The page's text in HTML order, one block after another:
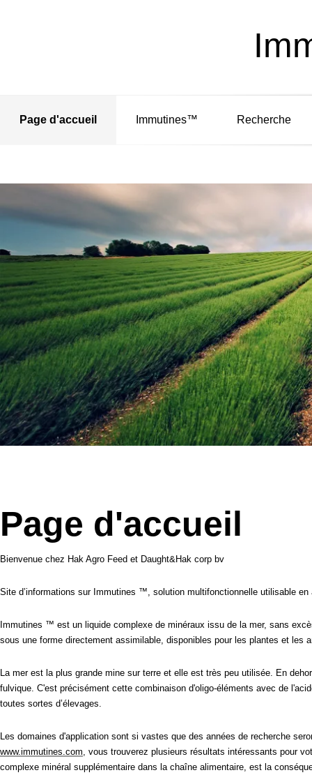
Page d'accueil Immutines™ Recherche
Page d'accueil
Bienvenue chez Hak Agro Feed et Daught&Hak corp bv
Site d’informations sur Immutines ™, solution multifonctionnelle utilisable en
Immutines ™ est un liquide complexe de minéraux issu de la mer, sans
sous une forme directement assimilable, disponibles pour les plantes et les
La mer est la plus grande mine sur terre et elle est très peu utilisée. En
fulvique. C'est précisément cette combinaison d'oligo-éléments avec de
toutes sortes d’élevages.
Les domaines d'application sont si vastes que des années de recherche
www.immutines.com, vous trouverez plusieurs résultats intéressants pour
complexe minéral supplémentaire dans la chaîne alimentaire, est la